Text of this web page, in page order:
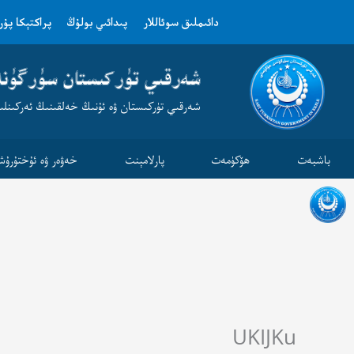
دائىملىق سوئاللار پىدائىي بولۇڭ پراكتېكا
شەرقىي تۈركىستان
شەرقىي تۈركىستان ۋە ئۇنىڭ خەلقىنىڭ
باشبەت ھۆكۈمەت پارلامېنت خەۋەر ۋە
UKIJKu